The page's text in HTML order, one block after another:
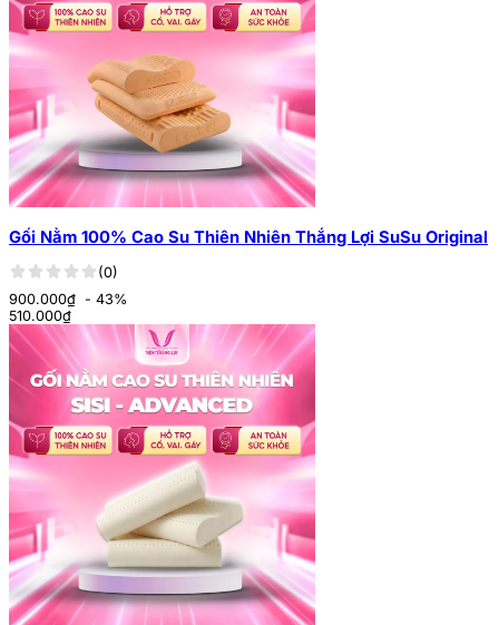
Gối Nằm 100% Cao Su Thiên Nhiên Thắng Lợi SuSu Original
(0)
900.000₫ - 43%
510.000₫